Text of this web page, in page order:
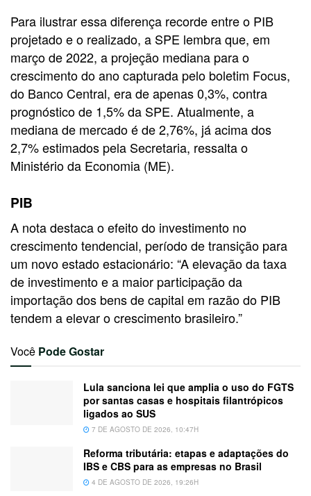
Para ilustrar essa diferença recorde entre o PIB
projetado e o realizado, a SPE lembra que, em
março de 2022, a projeção mediana para o
crescimento do ano capturada pelo boletim Focus,
do Banco Central, era de apenas 0,3%, contra
prognóstico de 1,5% da SPE. Atualmente, a
mediana de mercado é de 2,76%, já acima dos
2,7% estimados pela Secretaria, ressalta o
Ministério da Economia (ME).
PIB
A nota destaca o efeito do investimento no
crescimento tendencial, período de transição para
um novo estado estacionário: “A elevação da taxa
de investimento e a maior participação da
importação dos bens de capital em razão do PIB
tendem a elevar o crescimento brasileiro.”
Você Pode Gostar
Lula sanciona lei que amplia o uso do FGTS
por santas casas e hospitais filantrópicos
ligados ao SUS
7 DE AGOSTO DE 2026, 10:47H
Reforma tributária: etapas e adaptações do
IBS e CBS para as empresas no Brasil
4 DE AGOSTO DE 2026, 19:26H